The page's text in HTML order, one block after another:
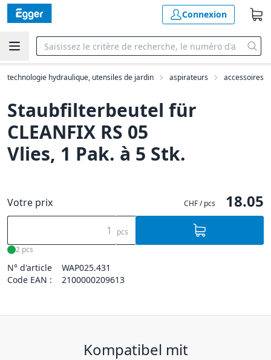
Connexion
technologie hydraulique, utensiles de jardin aspirateurs accessoires
Staubfilterbeutel für
CLEANFIX RS 05
Vlies, 1 Pak. à 5 Stk.
Votre prix CHF / pcs 18.05
pcs
2 pcs
N° d'article
WAP025.431
Code EAN :
2100000209613
Kompatibel mit